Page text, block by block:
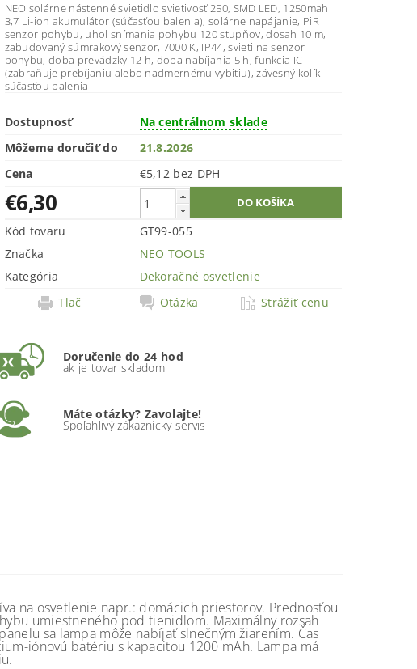
NEO solárne nástenné svietidlo svietivosť 250, SMD LED, 1250mah
3,7 Li-ion akumulátor (súčasťou balenia), solárne napájanie, PiR
senzor pohybu, uhol snímania pohybu 120 stupňov, dosah 10 m,
zabudovaný súmrakový senzor, 7000 K, IP44, svieti na senzor
pohybu, doba prevádzky 12 h, doba nabíjania 5 h, funkcia IC
(zabraňuje prebíjaniu alebo nadmernému vybitiu), závesný kolík
súčasťou balenia
Dostupnosť
Na centrálnom sklade
Môžeme doručiť do
21.8.2026
Cena
€5,12 bez DPH
€6,30
Kód tovaru
GT99-055
Značka
NEO TOOLS
Kategória
Dekoračné osvetlenie
Tlač
Otázka Strážiť cenu
Doručenie do 24 hod
ak je tovar skladom
Máte otázky? Zavolajte!
Spoľahlivý zákaznícky servis
na osvetlenie napr.: domácich priestorov. Prednosťou
umiestneného pod tienidlom. Maximálny rozsah
sa lampa môže nabíjať slnečným žiarením. Čas
iónovú batériu s kapacitou 1200 mAh. Lampa má